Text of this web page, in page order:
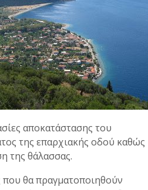
αποκατάστασης του
της επαρχιακής οδού
της θάλασσας.
που θα πραγματοποιηθούν